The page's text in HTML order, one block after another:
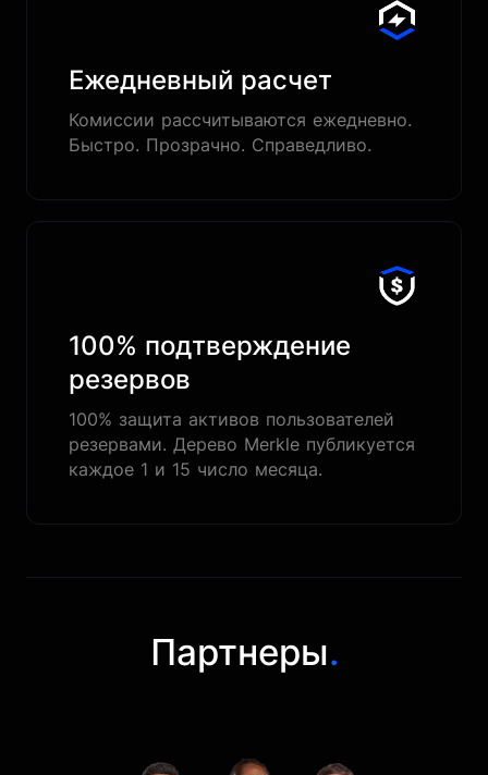
Ежедневный расчет
Комиссии рассчитываются ежедневно.
Быстро. Прозрачно. Справедливо.
100% подтверждение
резервов
100% защита активов пользователей
резервами. Дерево Merkle публикуется
каждое 1 и 15 число месяца.
Партнеры.